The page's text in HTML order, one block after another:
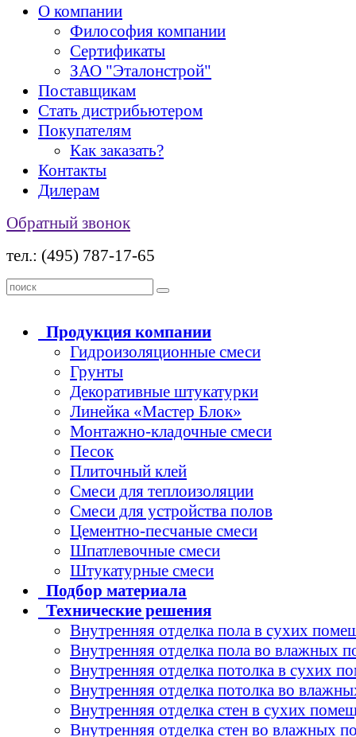
О компании
Философия компании
Сертификаты
ЗАО "Эталонстрой"
Поставщикам
Стать дистрибьютером
Покупателям
Как заказать?
Контакты
Дилерам
Обратный звонок
тел.: (495) 787-17-65
Продукция компании
Гидроизоляционные смеси
Грунты
Декоративные штукатурки
Линейка «Мастер Блок»
Монтажно-кладочные смеси
Песок
Плиточный клей
Смеси для теплоизоляции
Смеси для устройства полов
Цементно-песчаные смеси
Шпатлевочные смеси
Штукатурные смеси
Подбор материала
Технические решения
Внутренняя отделка пола в сухих
Внутренняя отделка пола во влажных
Внутренняя отделка потолка в сухих
Внутренняя отделка потолка во
Внутренняя отделка стен в сухих
Внутренняя отделка стен во влажных